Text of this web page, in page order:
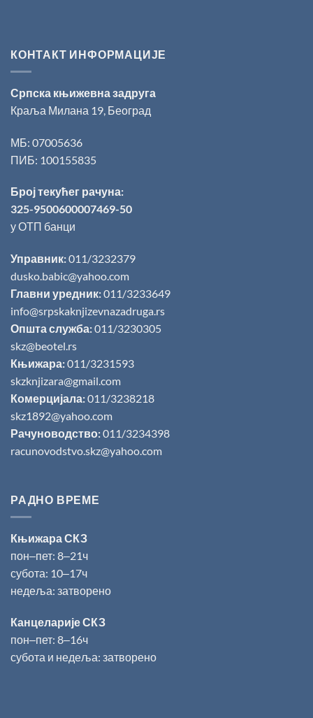
КОНТАКТ ИНФОРМАЦИЈЕ
Српска књижевна задруга
Краља Милана 19, Београд
МБ: 07005636
ПИБ: 100155835
Број текућег рачуна:
325-9500600007469-50
у ОТП банци
Управник:011/3232379
dusko.babic@yahoo.com
Главни уредник:011/3233649
info@srpskaknjizevnazadruga.rs
Општа служба:011/3230305
skz@beotel.rs
Књижара:011/3231593
skzknjizara@gmail.com
Комерцијала:011/3238218
skz1892@yahoo.com
Рачуноводство:011/3234398
racunovodstvo.skz@yahoo.com
РАДНО ВРЕМЕ
Књижара СКЗ
пон‒пет: 8‒21ч
субота: 10‒17ч
недеља: затворено
Канцеларије СКЗ
пон‒пет: 8‒16ч
субота и недеља: затворено